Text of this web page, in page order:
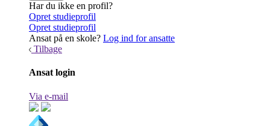
Har du ikke en profil?
Opret studieprofil
Opret studieprofil
Ansat på en skole? Log ind for ansatte
Tilbage
Ansat login
Via e-mail